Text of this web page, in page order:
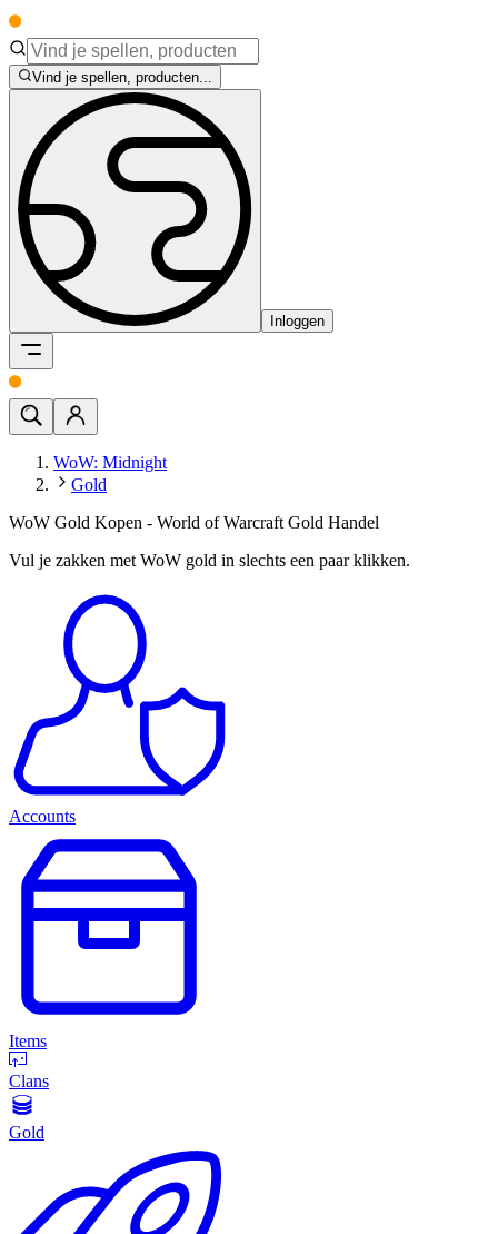
Vind je spellen, producten...
Inloggen
WoW: Midnight
Gold
WoW Gold Kopen - World of Warcraft Gold Handel
Vul je zakken met WoW gold in slechts een paar klikken.
Accounts
Items
Clans
Gold